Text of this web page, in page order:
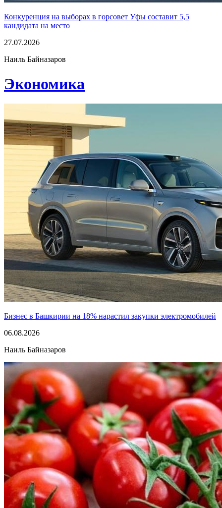
Конкуренция на выборах в горсовет Уфы составит 5,5
кандидата на место
27.07.2026
Наиль Байназаров
Экономика
Бизнес в Башкирии на 18% нарастил закупки электромобилей
06.08.2026
Наиль Байназаров